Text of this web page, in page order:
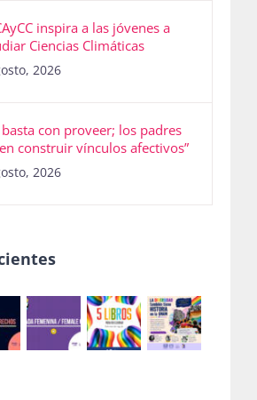
inspira a las jóvenes a
Ciencias Climáticas
2026
basta con proveer; los padres
construir vínculos afectivos”
2026